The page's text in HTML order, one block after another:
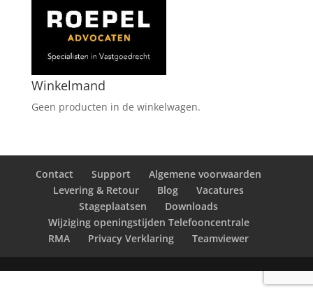
Winkelmand
Geen producten in de winkelwagen.
Contact Support
Algemene voorwaarden
Levering & Retour
Blog
Vacatures
Stageplaatsen
Downloads
Wijziging openingstijden Telefooncentrale
RMA
Privacy Verklaring Teamviewer